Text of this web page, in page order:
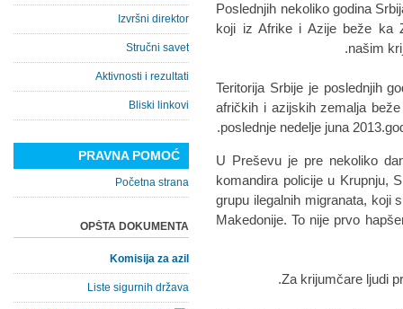
Poslednjih nekoliko godina
koji iz Afrike i Azije beže ka
našim
Teritorija Srbije je poslednjih
afričkih i azijskih zemalja
poslednje nedelje juna
U Preševu je pre nekoliko
komandira policije u Krupnju,
grupu ilegalnih migranata, koji
Makedonije. To nije prvo
Za krijumčare ljudi
Izvršni direktor
Stručni savet
Aktivnosti i rezultati
Bliski linkovi
PRAVNA POMOĆ
Početna strana
OPŠTA DOKUMENTA
Komisija za azil
Liste sigurnih država